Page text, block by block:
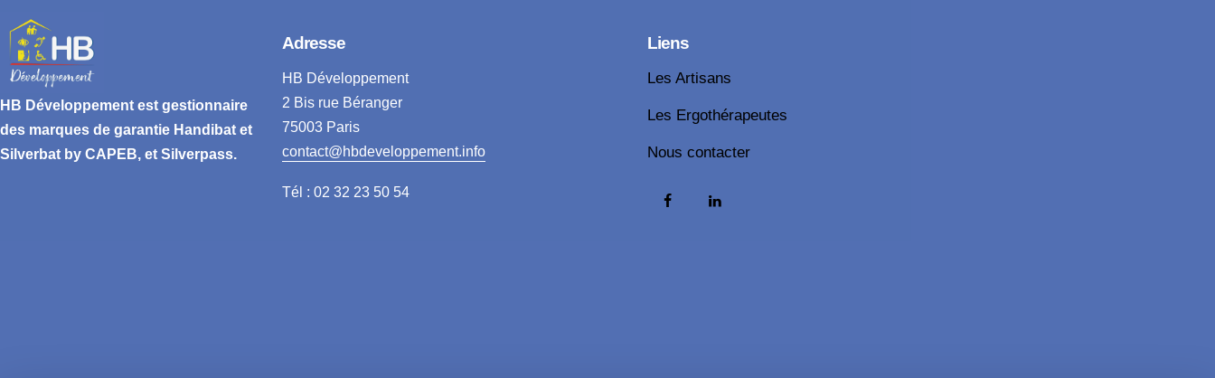
HB Développement est gestionnaire
des marques de garantie Handibat et
Silverbat by CAPEB, et Silverpass.
Adresse
HB Développement
2 Bis rue Béranger
75003 Paris
contact@hbdeveloppement.info
Tél : 02 32 23 50 54
Liens
Les Artisans
Les Ergothérapeutes
Nous contacter